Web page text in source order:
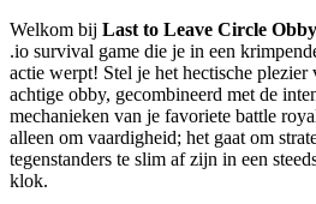
Welkom bij Last to Leave Circle Obby
.io survival game die je in een
actie werpt! Stel je het hectische
achtige obby, gecombineerd met de
mechanieken van je favoriete battle
alleen om vaardigheid; het gaat om
tegenstanders te slim af zijn in een
klok.